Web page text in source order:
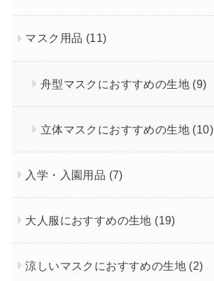
マスク用品 (11)
舟型マスクにおすすめの生地 (9)
立体マスクにおすすめの生地 (10)
入学・入園用品 (7)
大人服におすすめの生地 (19)
涼しいマスクにおすすめの生地 (2)